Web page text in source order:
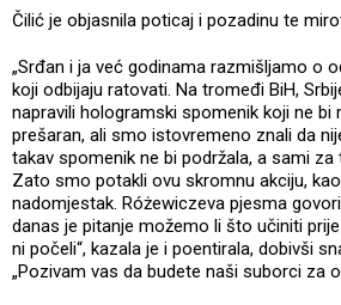
Čilić je objasnila poticaj i pozadinu te
„Srđan i ja već godinama razmišljamo o
koji odbijaju ratovati. Na tromeđi BiH,
napravili hologramski spomenik koji ne bi
prešaran, ali smo istovremeno znali da
takav spomenik ne bi podržala, a sami
Zato smo potakli ovu skromnu akciju,
nadomjestak. Różewiczeva pjesma
danas je pitanje možemo li što učiniti
ni počeli“, kazala je i poentirala, dobivši
„Pozivam vas da budete naši suborci za